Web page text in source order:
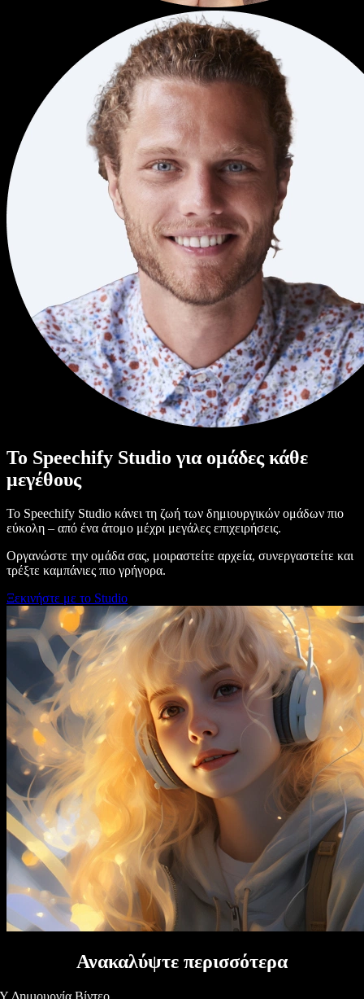
Το Speechify Studio για ομάδες κάθε
μεγέθους
Το Speechify Studio κάνει τη ζωή των δημιουργικών ομάδων πιο
εύκολη – από ένα άτομο μέχρι μεγάλες επιχειρήσεις.
Οργανώστε την ομάδα σας, μοιραστείτε αρχεία, συνεργαστείτε και
τρέξτε καμπάνιες πιο γρήγορα.
Ξεκινήστε με το Studio
Ανακαλύψτε περισσότερα